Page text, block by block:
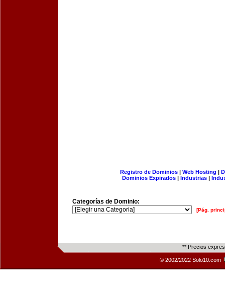
Registro de Dominios| Web Hosting |
Dominios Expirados | Industrias |
Categorías de Dominio:
[Pág.
** Precios
© 2002/2022 Solo10.com